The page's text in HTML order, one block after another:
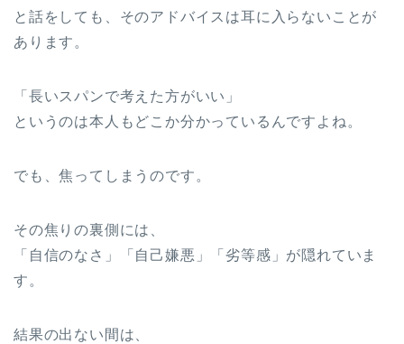
と話をしても、そのアドバイスは耳に入らないことが
あります。
「長いスパンで考えた方がいい」
というのは本人もどこか分かっているんですよね。
でも、焦ってしまうのです。
その焦りの裏側には、
「自信のなさ」「自己嫌悪」「劣等感」が隠れていま
す。
結果の出ない間は、